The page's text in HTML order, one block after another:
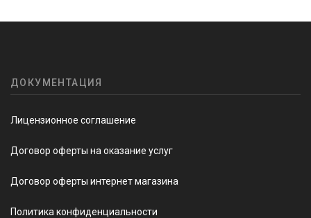
ДОКУМЕНТАЦИЯ
Лицензионное соглашение
Договор оферты на оказание услуг
Договор оферты интернет магазина
Политика конфиденциальности